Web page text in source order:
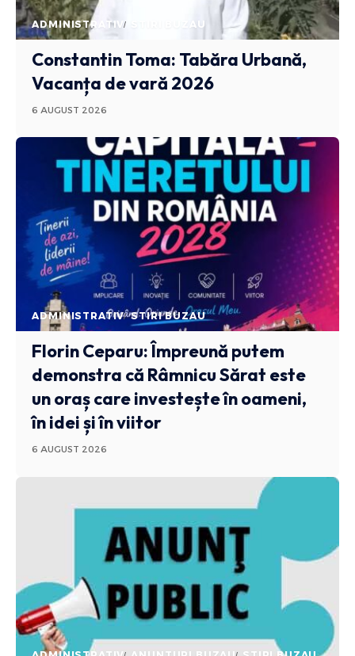
ADMINISTRATIV STIRI BUZAU
Constantin Toma: Tabăra Urbană,
Vacanța de vară 2026
6 AUGUST 2026
ADMINISTRATIV STIRI BUZAU
Florin Ceparu: Împreună putem
demonstra că Râmnicu Sărat este
un oraș care investește în oameni,
în idei și în viitor
6 AUGUST 2026